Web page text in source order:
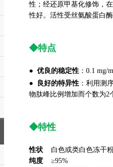
性；经还原甲基化修饰，
性好。活性受丝氨酸蛋白
◆特点
● 优良的稳定性 ：0.1 mg/
●
良好的特异性 ：利用测
物肽峰比例增加而个数为2
◆特性
性状 白色或类白色冻干
纯度
≥95%